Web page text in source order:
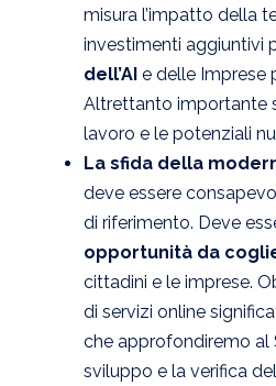
misura l’impatto della
investimenti aggiuntivi
dell’AI e delle Imprese
Altrettanto importante
lavoro e le potenziali
La sfida della
deve essere
di riferimento. Deve
opportunità da
cittadini e le imprese.
di servizi online
che approfondiremo
sviluppo e la verifica